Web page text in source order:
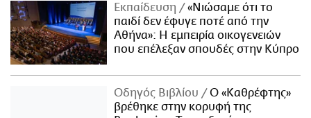
Εκπαίδευση
«Νιώσαμε ότι το
παιδί δεν έφυγε ποτέ από την
Αθήνα»: Η εμπειρία οικογενειών
που επέλεξαν σπουδές στην Κύπρο
Οδηγός Βιβλίου
Ο «Καθρέφτης»
βρέθηκε στην κορυφή της